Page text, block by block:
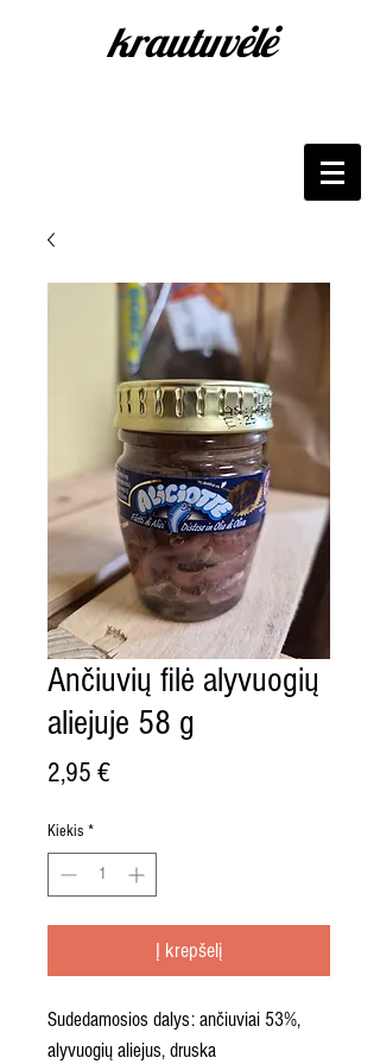
krautuvėlė
Ančiuvių filė alyvuogių
aliejuje 58 g
2,95 €Price
Kiekis *
Į krepšelį
Sudedamosios dalys: ančiuviai 53%,
alyvuogių aliejus, druska